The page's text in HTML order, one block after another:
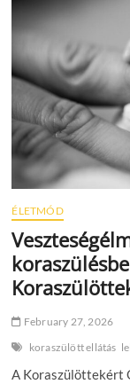
ÉLETMÓD
February 27, 2026
koraszülött ellátás
A Koraszülöttekért